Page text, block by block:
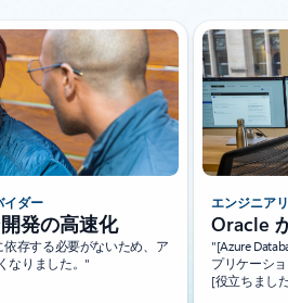
ター
イダー
発の高速化
存する必要がないため、ア
なりました。"
エンジニア
Oracle
"[Azure
プリケーシ
[役立ちまし